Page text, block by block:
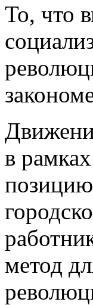
То, что
в
позицию
метод